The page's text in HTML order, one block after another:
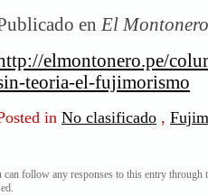
en El
elmontonero.pe/
teoria-el-fujimorismo
in No clasificado ,
can follow any responses to this entry through